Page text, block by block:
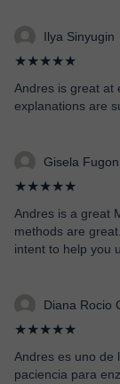
Ilya Sinyugin
★★★★★
Andres is great at
explanations are
Gisela Fugon
★★★★★
Andres is a great
methods are
intent to help you
Diana Rocio
★★★★★
Andres es uno de
paciencia para